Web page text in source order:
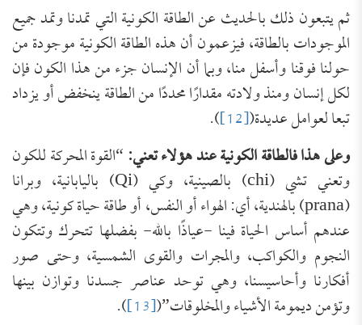
ثم يتبعون ذلك بالحديث عن الطاقة الكونية التي تمدنا وتمد جميع
الموجودات بالطاقة، فيزعمون أن هذه الطاقة الكونية موجودة من
حولنا فوقنا وأسفل منا، وبما أن الإنسان جزء من هذا الكون فإن
لكل إنسان ومنذ ولادته مقدارًا محددًا من الطاقة ينخفض أو يزداد
تبعا لعوامل عديدة([12]
).
وعلى هذا فالطاقة الكونية عند هؤلاء تعني:“القوة المحركة للكون
وتعني تشي (chi) بالصينية، وكي (Qi) باليابانية، وبرانا
(prana) بالهندية، أي: الهواء أو النفس، أو طاقة حياة كونية، وهي
عندهم أساس الحياة فينا -عياذًا بالله- بفضلها تتحرك وتتكون
النجوم والكواكب، والمجرات والقوى الشمسية، وحتى صور
أفكارنا وأحاسيسنا، وهي توحد عناصر جسدنا وتوازن بينها
وتؤمن ديمومة الأشياء والمخلوقات”([13]
).